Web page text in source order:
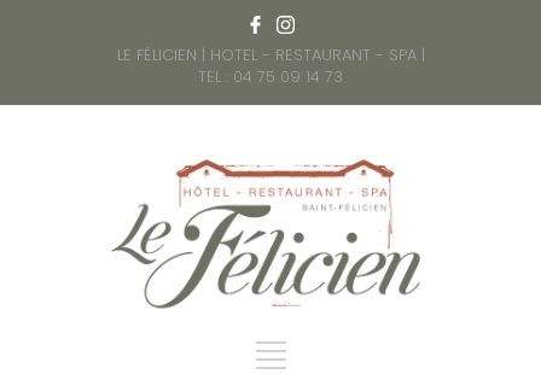
LE FÉLICIEN | HOTEL - RESTAURANT - SPA |
TEL : 04 75 09 14 73